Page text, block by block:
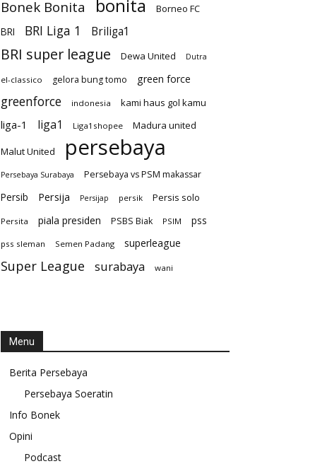
Bonek Bonita bonita
Borneo FC
BRI
BRI Liga 1 Briliga1
BRI super league Dewa United Dutra
el-classico gelora bung tomo green force
greenforce indonesia kami haus gol kamu
liga-1 liga1 Liga1shopee Madura united
Malut United persebaya
Persebaya Surabaya Persebaya vs PSM makassar
Persib Persija Persijap persik Persis solo
Persita piala presiden PSBS Biak PSIM pss
pss sleman Semen Padang superleague
Super League surabaya wani
Menu
Berita Persebaya
Persebaya Soeratin
Info Bonek
Opini
Podcast